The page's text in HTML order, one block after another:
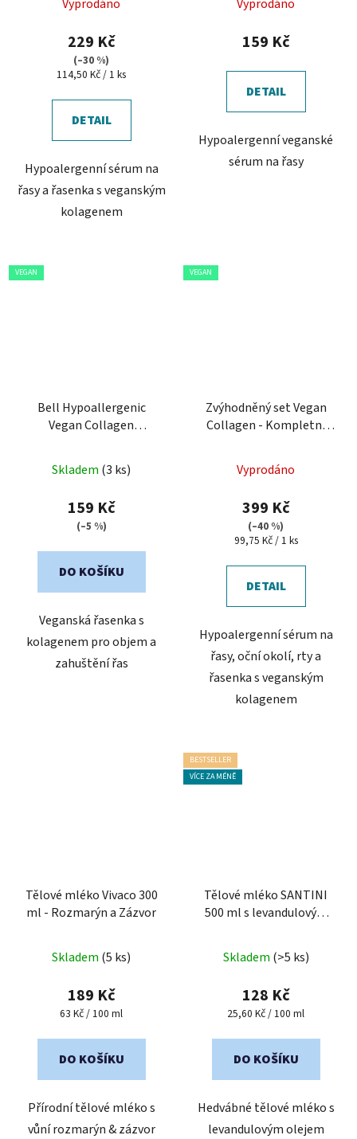
Vyprodáno
229 Kč
(–30 %)
Měrná
114,50 Kč / 1 ks
DETAIL
Hypoalergenní sérum na
řasy a řasenka s veganským
kolagenem
Vyprodáno
159 Kč
DETAIL
Hypoalergenní veganské
sérum na řasy
VEGAN
Bell Hypoallergenic
Vegan Collagen
Skladem (3 ks)
159 Kč
(–5 %)
DO KOŠÍKU
Veganská řasenka s
kolagenem pro objem a
zahuštění řas
VEGAN
Zvýhodněný set Vegan
Collagen - Kompletní
Vyprodáno
399 Kč
(–40 %)
Měrná
99,75 Kč / 1 ks
DETAIL
Hypoalergenní sérum na
řasy, oční okolí, rty a
řasenka s veganským
kolagenem
Tělové mléko Vivaco 300
ml - Rozmarýn a Zázvor
Skladem (5 ks)
189 Kč
Měrná
63 Kč / 100 ml
DO KOŠÍKU
Přírodní tělové mléko s
vůní rozmarýn & zázvor
BESTSELLER
VÍCE ZA MÉNĚ
Tělové mléko SANTINI
500 ml s levandulovým
hodnocení
produktu
je
z
Skladem (>5 ks)
128 Kč
Měrná
25,60 Kč / 100 ml
DO KOŠÍKU
Hedvábné tělové mléko s
levandulovým olejem